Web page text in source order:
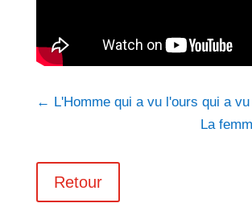
← L'Homme qui a vu l'ours qui a
La
Retour